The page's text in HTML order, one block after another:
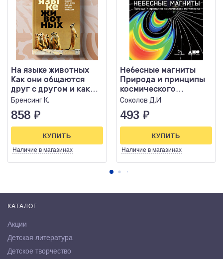
На языке животных
Как они общаются
друг с другом и как
нам научиться
Бренсинг К.
858 ₽
Наличие в магазинах
КУПИТЬ
Небесные магниты
Природа и принципы
космического
магнетизма
Соколов Д.И
493 ₽
Наличие в магазинах
КУПИТЬ
КАТАЛОГ
Акции
Детская литература
Детское творчество